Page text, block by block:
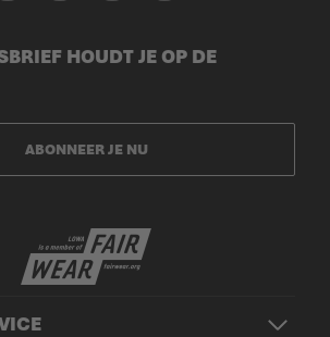
HOUDT JE OP DE
ABONNEER JE NU